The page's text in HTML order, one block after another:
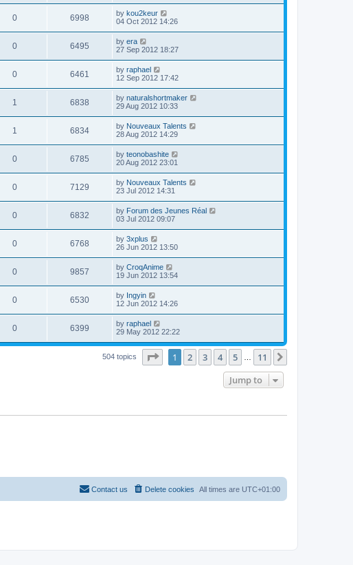
0 6998 by kou2keur
04 Oct 2012 14:26
0 6495 by era
27 Sep 2012 18:27
0 6461 by raphael
12 Sep 2012 17:42
1 6838 by naturalshortmaker
29 Aug 2012 10:33
1 6834 by Nouveaux Talents
28 Aug 2012 14:29
0 6785 by teonobashite
20 Aug 2012 23:01
0 7129 by Nouveaux Talents
23 Jul 2012 14:31
0 6832 by Forum des Jeunes Réal
03 Jul 2012 09:07
0 6768 by 3xplus
26 Jun 2012 13:50
0 9857 by CroqAnime
19 Jun 2012 13:54
0 6530 by Ingyin
12 Jun 2012 14:26
0 6399 by raphael
29 May 2012 22:22
504 topics Page of 11
1 2 3 4 5 11
Jump to
All times are UTC+01:00
Delete cookies
Contact us